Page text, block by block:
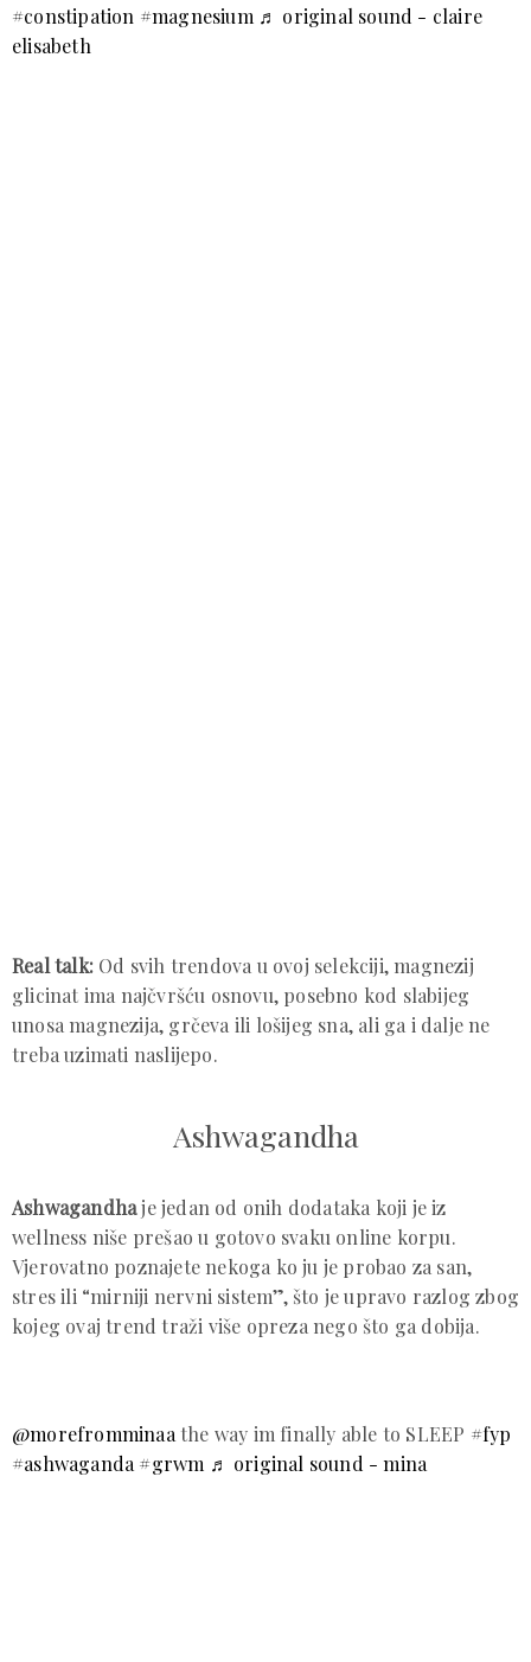
#constipation #magnesium ♬ original sound - claire
elisabeth
Real talk: Od svih trendova u ovoj selekciji, magnezij
glicinat ima najčvršću osnovu, posebno kod slabijeg
unosa magnezija, grčeva ili lošijeg sna, ali ga i dalje ne
treba uzimati naslijepo.
Ashwagandha
Ashwagandhaje jedan od onih dodataka koji je iz
wellness niše prešao u gotovo svaku online korpu.
Vjerovatno poznajete nekoga ko ju je probao za san,
stres ili “mirniji nervni sistem”, što je upravo razlog zbog
kojeg ovaj trend traži više opreza nego što ga dobija.
@morefromminaa the way im finally able to SLEEP #fyp
#ashwaganda #grwm ♬ original sound - mina